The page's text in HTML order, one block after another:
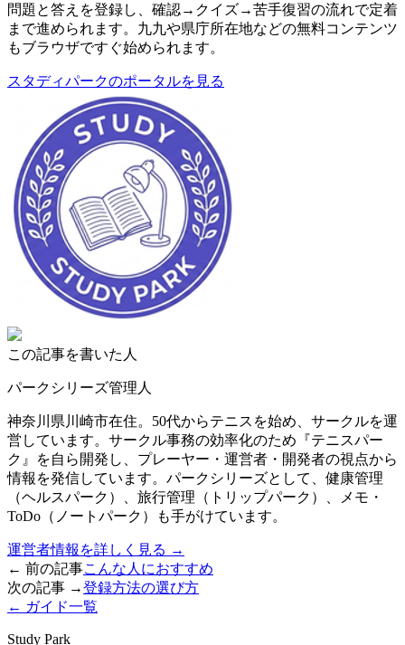
問題と答えを登録し、確認→クイズ→苦手復習の流れで定着
まで進められます。九九や県庁所在地などの無料コンテンツ
もブラウザですぐ始められます。
スタディパークのポータルを見る
この記事を書いた人
パークシリーズ管理人
神奈川県川崎市在住。50代からテニスを始め、サークルを運
営しています。サークル事務の効率化のため『テニスパー
ク』を自ら開発し、プレーヤー・運営者・開発者の視点から
情報を発信しています。パークシリーズとして、健康管理
（ヘルスパーク）、旅行管理（トリップパーク）、メモ・
ToDo（ノートパーク）も手がけています。
運営者情報を詳しく見る →
← 前の記事こんな人におすすめ
次の記事 →登録方法の選び方
← ガイド一覧
Study Park